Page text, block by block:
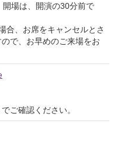
開場は、開演の30分前で
合、お席をキャンセルとさ
で、お早めのご来場をお
ご確認ください。